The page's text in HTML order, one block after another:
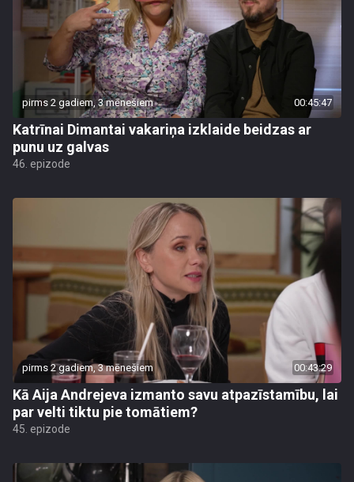
pirms 2 gadiem, 3 mēnešiem 00:45:47
Katrīnai Dimantai vakariņa izklaide beidzas ar
punu uz galvas
46. epizode
pirms 2 gadiem, 3 mēnešiem 00:43:29
Kā Aija Andrejeva izmanto savu atpazīstamību, lai
par velti tiktu pie tomātiem?
45. epizode